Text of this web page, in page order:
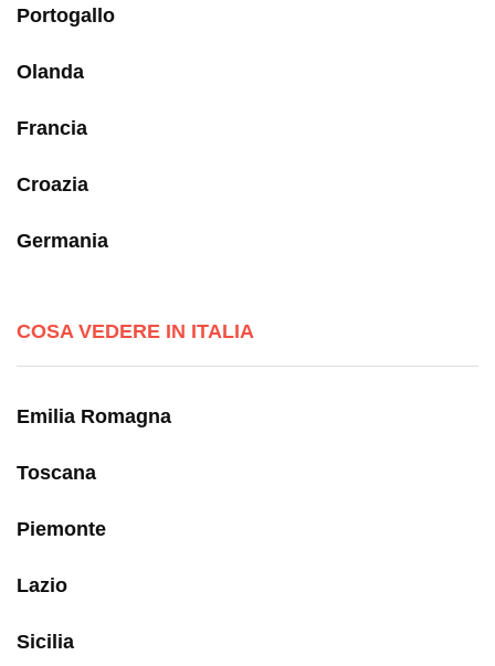
Portogallo
Olanda
Francia
Croazia
Germania
COSA VEDERE IN ITALIA
Emilia Romagna
Toscana
Piemonte
Lazio
Sicilia